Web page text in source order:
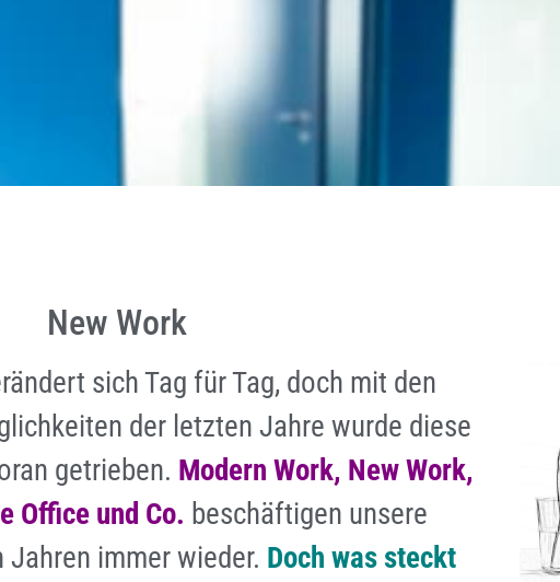
New Work
sich Tag für Tag, doch mit den
der letzten Jahre wurde diese
getrieben. Modern Work, New Work,
Office und Co. beschäftigen unsere
immer wieder. Doch was steckt